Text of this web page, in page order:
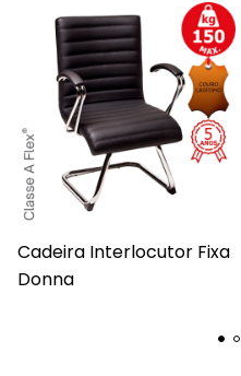
Cadeira Interlocutor Fixa
Donna